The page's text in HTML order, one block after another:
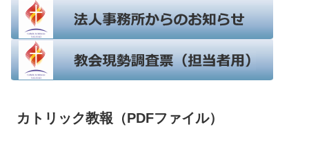
カトリック教報（PDFファイル）